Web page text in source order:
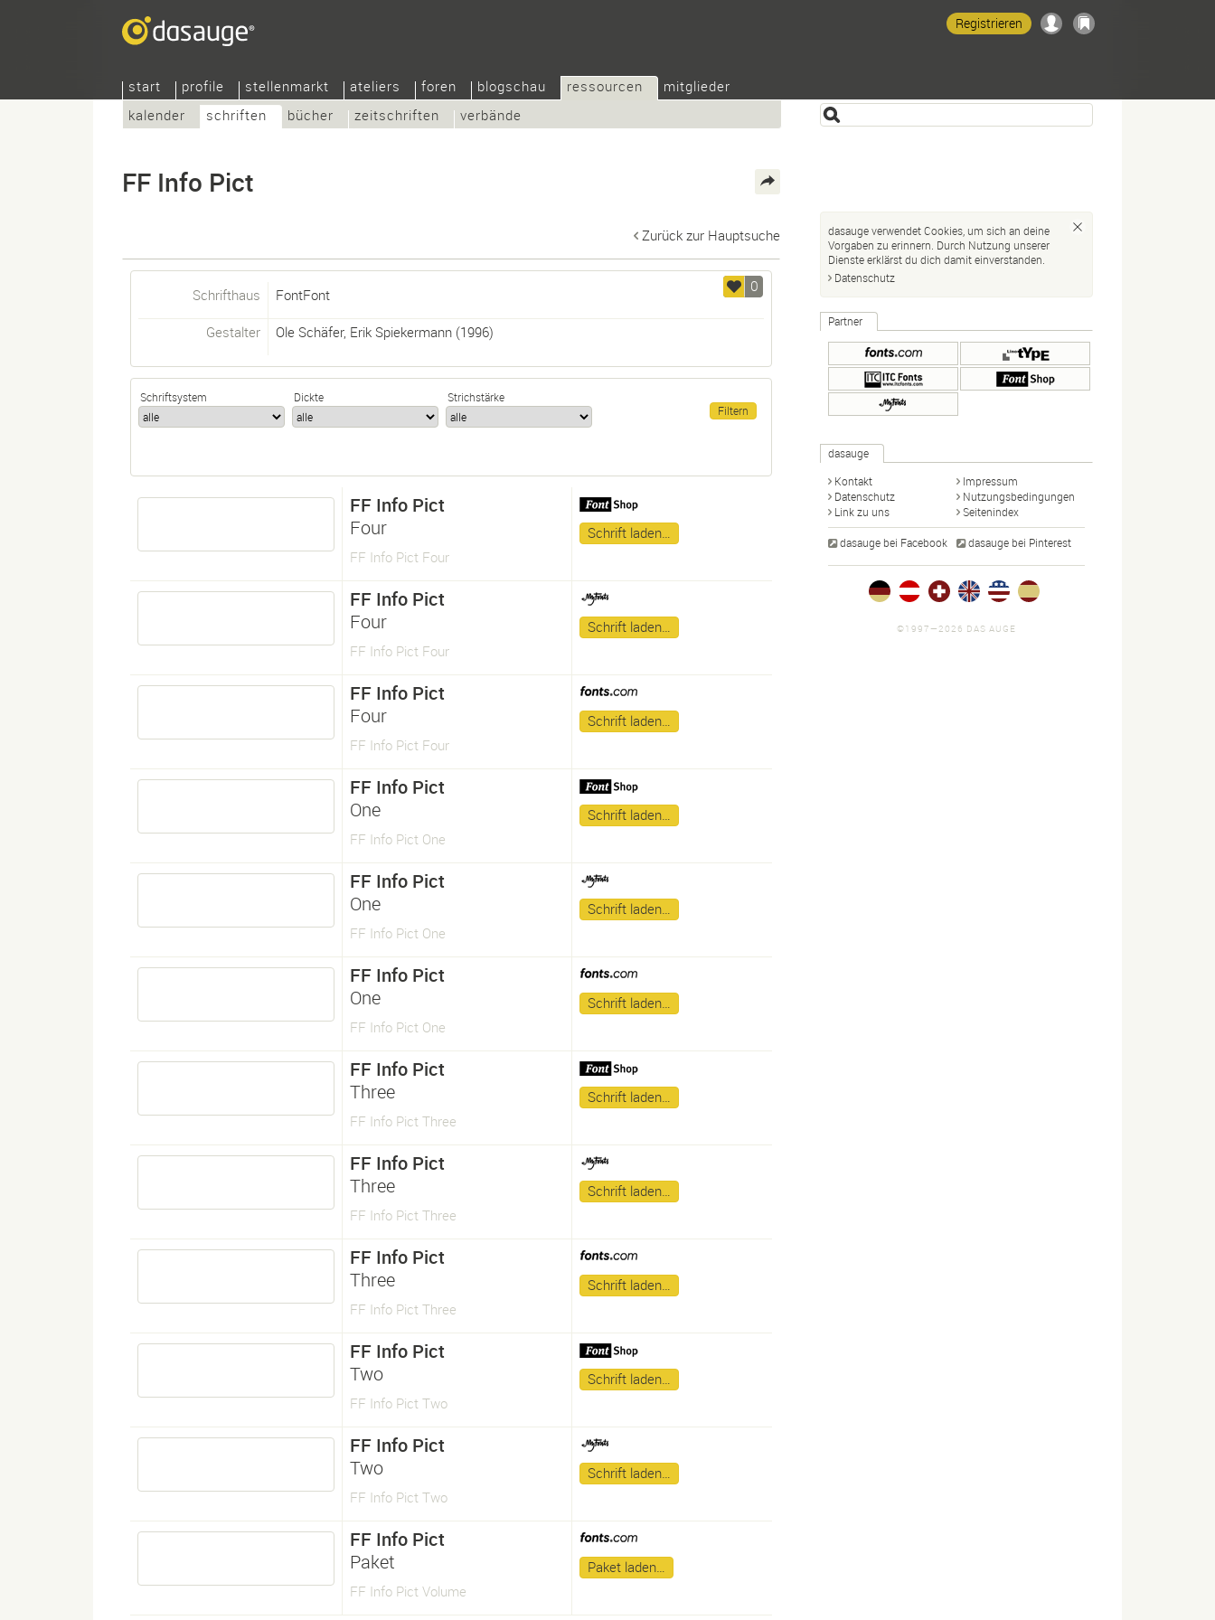
start profile stellenmarkt ateliers foren blogschau
ressourcen
kalender
schriften bücher zeitschriften verbände
mitglieder
Registrieren
FF Info Pict
Zurück zur Hauptsuche
0
Schrifthaus FontFont
Gestalter Ole Schäfer, Erik Spiekermann(1996)
Schriftsystem Dickte Strichstärke
FF Info Pict
Four
FF Info Pict Four
Schrift laden…
FF Info Pict
Four
FF Info Pict Four
Schrift laden…
FF Info Pict
Four
FF Info Pict Four
Schrift laden…
FF Info Pict
One
FF Info Pict One
Schrift laden…
FF Info Pict
One
FF Info Pict One
Schrift laden…
FF Info Pict
One
FF Info Pict One
Schrift laden…
FF Info Pict
Three
FF Info Pict Three
Schrift laden…
FF Info Pict
Three
FF Info Pict Three
Schrift laden…
FF Info Pict
Three
FF Info Pict Three
Schrift laden…
FF Info Pict
Two
FF Info Pict Two
Schrift laden…
FF Info Pict
Two
FF Info Pict Two
Schrift laden…
FF Info Pict
Paket
FF Info Pict Volume
Paket laden…
dasauge verwendet Cookies, um sich an deine
Vorgaben zu erinnern. Durch Nutzung unserer
Dienste erklärst du dich damit einverstanden.
Datenschutz
Partner
dasauge
Kontakt
Impressum
Datenschutz
Nutzungsbedingungen
Link zu uns
Seitenindex
dasauge bei Facebook dasauge bei Pinterest
©1997—2026 DAS AUGE